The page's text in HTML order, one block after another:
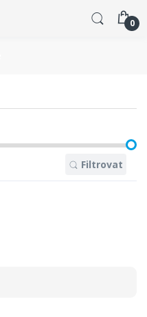
0
Filtrovat